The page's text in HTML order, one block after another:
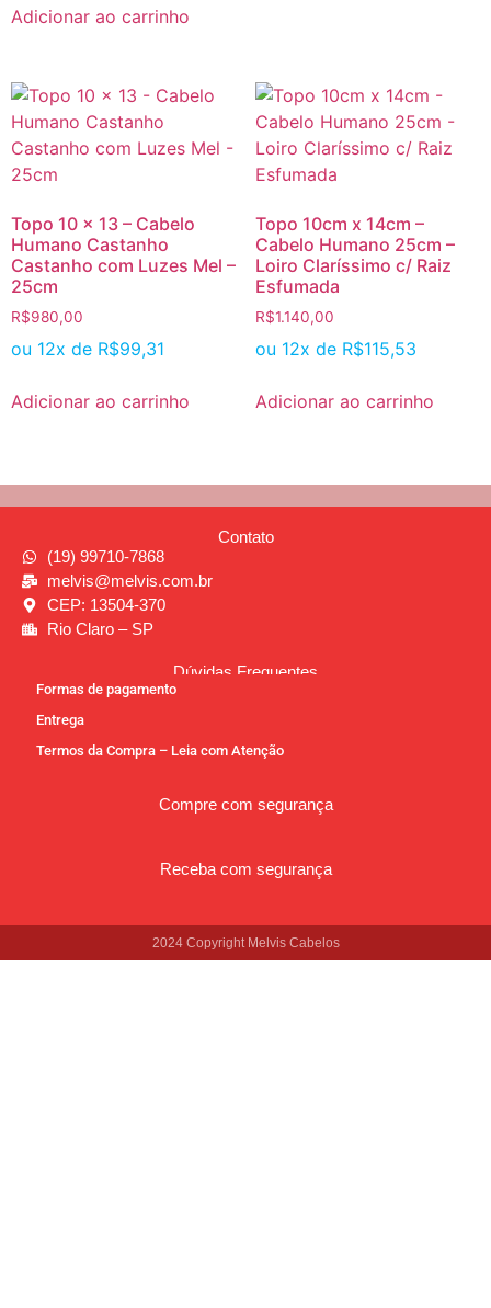
Adicionar ao carrinho
Topo 10 x 13 – Cabelo
Humano Castanho
Castanho com Luzes Mel –
25cm
R$980,00
ou 12x de R$99,31
Adicionar ao carrinho
Topo 10cm x 14cm –
Cabelo Humano 25cm –
Loiro Claríssimo c/ Raiz
Esfumada
R$1.140,00
ou 12x de R$115,53
Adicionar ao carrinho
Contato
(19) 99710-7868
melvis@melvis.com.br
CEP: 13504-370
Rio Claro – SP
Dúvidas Frequentes
Formas de pagamento
Entrega
Termos da Compra – Leia com Atenção
Compre com segurança
Receba com segurança
2024 Copyright Melvis Cabelos